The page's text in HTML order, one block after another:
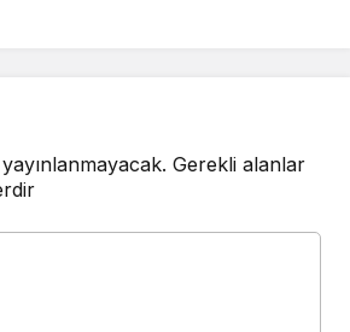
Gerekli alanlar